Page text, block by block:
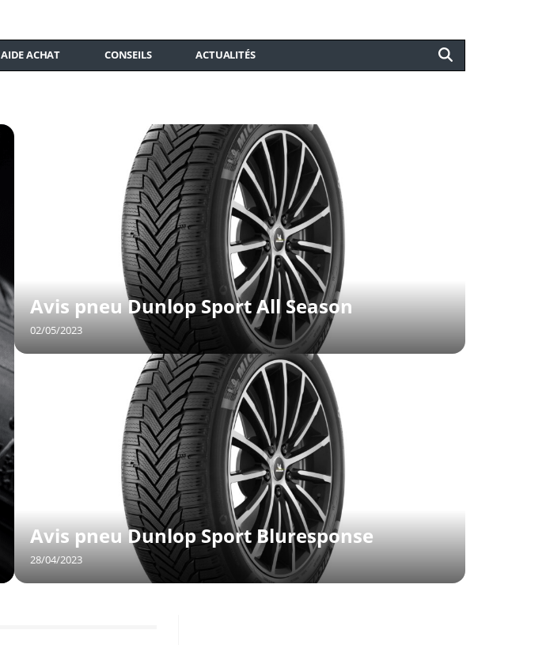
AIDE ACHAT CONSEILS ACTUALITÉS
Avis pneu Dunlop Sport All Season
02/05/2023
Avis pneu Dunlop Sport Bluresponse
28/04/2023